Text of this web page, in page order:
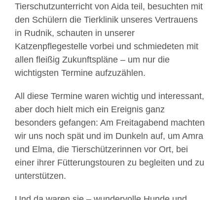
Tierschutzunterricht von Aida teil, besuchten mit
den Schülern die Tierklinik unseres Vertrauens
in Rudnik, schauten in unserer
Katzenpflegestelle vorbei und schmiedeten mit
allen fleißig Zukunftspläne – um nur die
wichtigsten Termine aufzuzählen.
All diese Termine waren wichtig und interessant,
aber doch hielt mich ein Ereignis ganz
besonders gefangen: Am Freitagabend machten
wir uns noch spät und im Dunkeln auf, um Amra
und Elma, die Tierschützerinnen vor Ort, bei
einer ihrer Fütterungstouren zu begleiten und zu
unterstützen.